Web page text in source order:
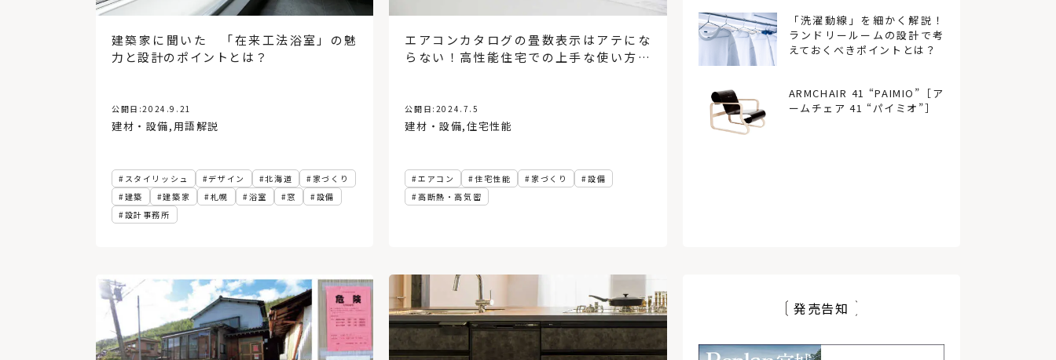
建築家に聞いた 「在来工法浴室」の魅
力と設計のポイントとは？
公開日:2024.9.21
建材・設備,用語解説
スタイリッシュ デザイン 北海道
家づくり
建築
建築家 札幌 浴室 窓
設備
設計事務所
エアコンカタログの畳数表示はアテにな
らない！高性能住宅での上手な使い方と
公開日: 2024.7.5
建材・設備,住宅性能
エアコン 住宅性能 家づくり
設備
高断熱・高気密
「犬と暮らす家」の間取りや
アイデア。6つの住宅実例から
学ぶ！
「洗濯動線」を細かく解説！
ランドリールームの設計で考
えておくべきポイントとは？
ARMCHAIR 41 “PAIMIO”［ア
ームチェア 41 “パイミオ”］
発売告知